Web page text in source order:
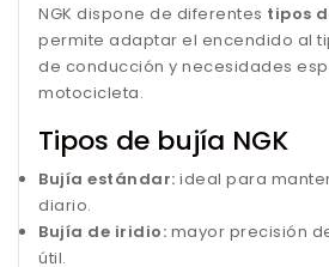
NGK dispone de diferentes tipos
permite adaptar el encendido al
de conducción y necesidades
motocicleta.
Tipos de bujía NGK
Bujía estándar: ideal para
diario.
Bujía de iridio: mayor precisión
útil.